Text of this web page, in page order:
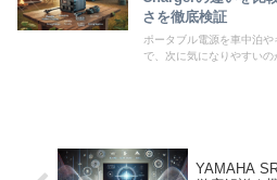
さを徹底検証
ポータブル電源を車中泊
で、次に気になりやすい
YAMAHA